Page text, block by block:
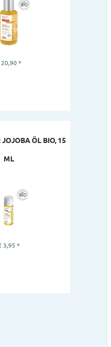
20,90 *
ÖL BIO, 15
ML
3,95 *